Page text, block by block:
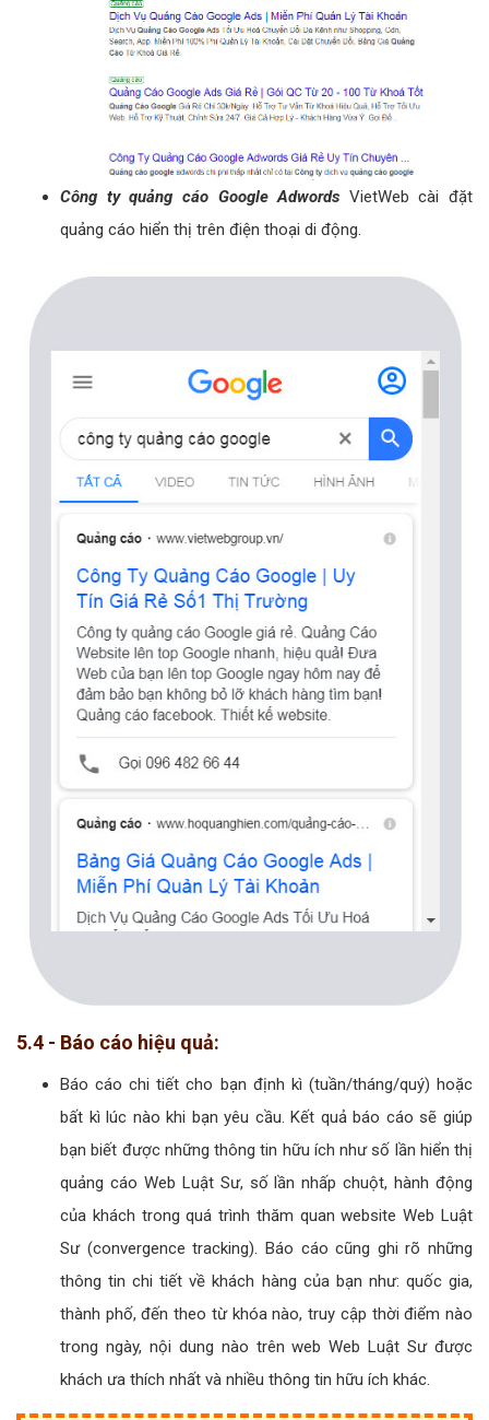
Công ty quảng cáo Google Adwords VietWeb cài đặt
quảng cáo hiển thị trên điện thoại di động.
5.4 - Báo cáo hiệu quả:
Báo cáo chi tiết cho bạn định kì (tuần/tháng/quý) hoặc
bất kì lúc nào khi bạn yêu cầu. Kết quả báo cáo sẽ giúp
bạn biết được những thông tin hữu ích như số lần hiển thị
quảng cáo Web Luật Sư, số lần nhấp chuột, hành động
của khách trong quá trình thăm quan website Web Luật
Sư (convergence tracking). Báo cáo cũng ghi rõ những
thông tin chi tiết về khách hàng của bạn như: quốc gia,
thành phố, đến theo từ khóa nào, truy cập thời điểm nào
trong ngày, nội dung nào trên web Web Luật Sư được
khách ưa thích nhất và nhiều thông tin hữu ích khác.